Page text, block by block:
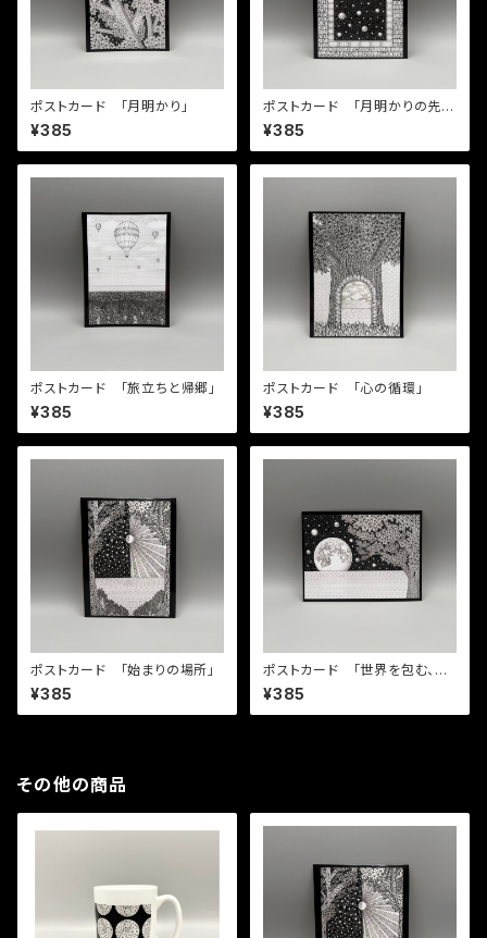
ポストカード 「月明かり」
¥385
ポストカード 「月明かりの先に
広がる世界」
¥385
ポストカード 「旅立ちと帰郷」
¥385
ポストカード 「心の循環」
¥385
ポストカード 「始まりの場所」
¥385
ポストカード 「世界を包む、優
しい光」
¥385
その他の商品